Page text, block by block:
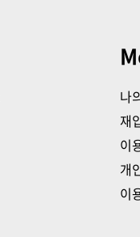
나
재
이
개
이